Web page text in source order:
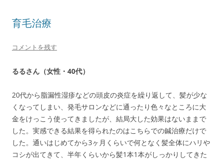
育毛治療
コメントを残す
るるさん（女性・40代）
20代から脂漏性湿疹などの頭皮の炎症を繰り返して、髪が少な
くなってしまい、発毛サロンなどに通ったり色々なところに大
金をけっこう使ってきましたが、結局大した効果はないままで
した。実感できる結果を得られたのはこちらでの鍼治療だけで
した。通いはじめてから3ヶ月くらいで何となく髪全体にハリや
コシが出てきて、半年くらいから髪1本1本がしっかりしてきた